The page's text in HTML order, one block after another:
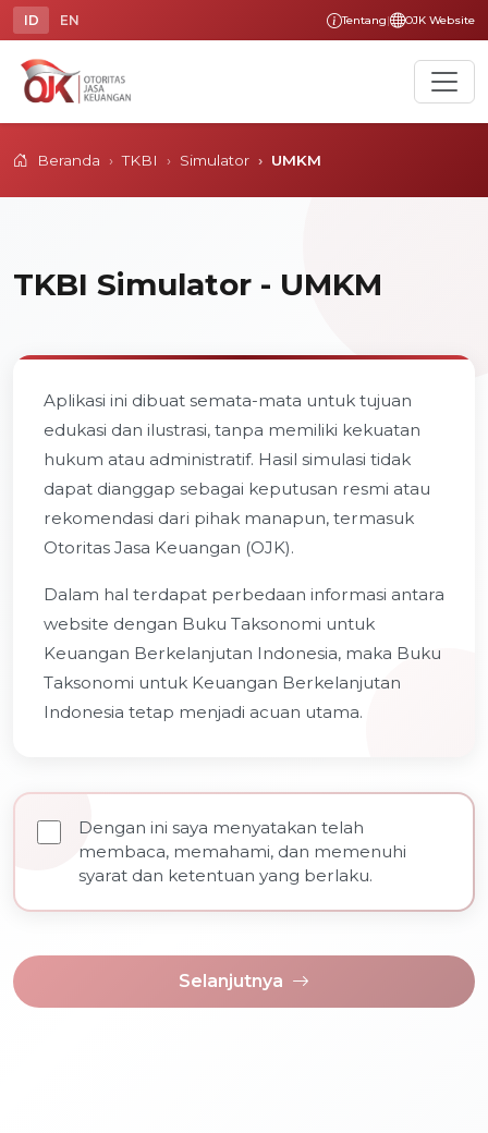
ID EN Tentang| OJK Website
Beranda TKBI Simulator UMKM
TKBI Simulator - UMKM
Aplikasi ini dibuat semata-mata untuk tujuan
edukasi dan ilustrasi, tanpa memiliki kekuatan
hukum atau administratif. Hasil simulasi tidak
dapat dianggap sebagai keputusan resmi atau
rekomendasi dari pihak manapun, termasuk
Otoritas Jasa Keuangan (OJK).
Dalam hal terdapat perbedaan informasi antara
website dengan Buku Taksonomi untuk
Keuangan Berkelanjutan Indonesia, maka Buku
Taksonomi untuk Keuangan Berkelanjutan
Indonesia tetap menjadi acuan utama.
Dengan ini saya menyatakan telah
membaca, memahami, dan memenuhi
syarat dan ketentuan yang berlaku.
Selanjutnya